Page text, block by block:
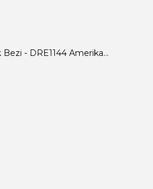
Açık Bej Duck Bezi - DRE1144 Amerikan Servis